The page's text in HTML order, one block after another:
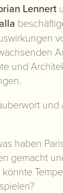
Lennert
und
haben
gemacht